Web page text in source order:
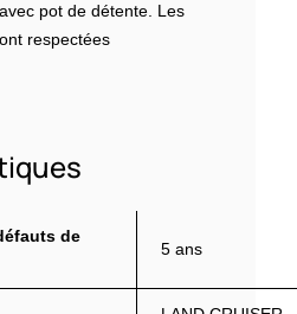
pot de détente. Les
respectées
de
5 ans